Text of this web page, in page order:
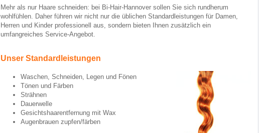
Mehr als nur Haare schneiden: bei Bi-Hair-Hannover sollen Sie sich rundherum
wohlfühlen. Daher führen wir nicht nur die üblichen Standardleistungen für Damen,
Herren und Kinder professionell aus, sondern bieten Ihnen zusätzlich ein
umfangreiches Service-Angebot.
Unser Standardleistungen
Waschen, Schneiden, Legen und Fönen
Tönen und Färben
Strähnen
Dauerwelle
Gesichtshaarentfernung mit Wax
Augenbrauen zupfen/färben